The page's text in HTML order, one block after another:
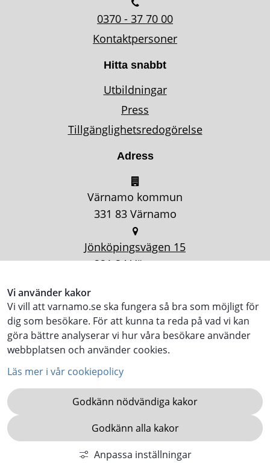
Vi använder kakor
Vi vill att varnamo.se ska fungera så bra som möjligt för
dig som besökare. För att kunna ta reda på vad vi kan
göra bättre analyserar vi hur våra besökare använder
webbplatsen och använder cookies.
Läs mer i vår cookiepolicy
Godkänn nödvändiga kakor
Godkänn alla kakor
Anpassa inställningar
0370 - 37 70 00
Kontaktpersoner
Hitta snabbt
Utbildningar
Press
Tillgänglighetsredogörelse
Adress
Värnamo kommun
331 83 Värnamo
Jönköpingsvägen 15
331 34 Värnamo
KOMMUN.VARNAMO.SE